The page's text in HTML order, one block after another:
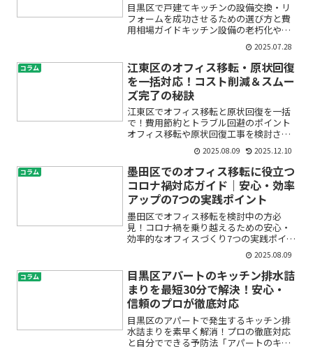
目黒区で戸建てキッチンの設備交換・リ
フォームを成功させるための選び方と費
用相場ガイドキッチン設備の老朽化や使
い勝手の悪さで悩んでいませんか？「戸
建てのキッチン設備交換を考えているけ
れど、どんな選び方をすればいいの？」
「費用はどのくらいかかる...
2025.07.28
コラム
江東区のオフィス移転・原状回復
を一括対応！コスト削減＆スムー
ズ完了の秘訣
江東区でオフィス移転と原状回復を一括
で！費用節約とトラブル回避のポイント
オフィス移転や原状回復工事を検討され
ている江東区の企業担当者様へ。「何か
ら始めればいいの？」「費用がどのくら
いかかるのか不安…」「できるだけスム
ーズに、トラブルなく完了...
2025.08.09 2025.12.10
コラム
墨田区でのオフィス移転に役立つ
コロナ禍対応ガイド｜安心・効率
アップの7つの実践ポイント
墨田区でオフィス移転を検討中の方必
見！コロナ禍を乗り越えるための安心・
効率的なオフィスづくり7つの実践ポイン
ト「オフィス移転を考えているけれど、
コロナ禍でどんな対策をすればいい
の？」「テレワークも増えているし、オ
フィスのレイアウトはどう見直...
2025.08.09
コラム
目黒区アパートのキッチン排水詰
まりを最短30分で解決！安心・
信頼のプロが徹底対応
目黒区のアパートで発生するキッチン排
水詰まりを素早く解消！プロの徹底対応
と自分でできる予防法「アパートのキッ